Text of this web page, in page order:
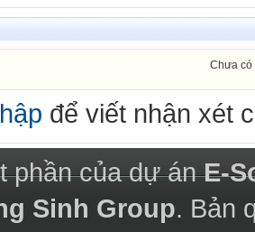
Chưa có
để viết nhận xét
phần của dự ánE-
Sinh Group. Bản